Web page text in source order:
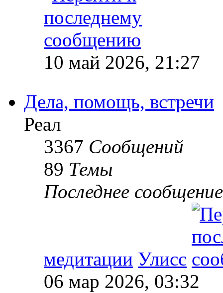
10 май 2026, 21:27
Дела, помощь, встречи
Реал
3367 Сообщений
89 Темы
Последнее сообщение
медитации Улисс
06 мар 2026, 03:32